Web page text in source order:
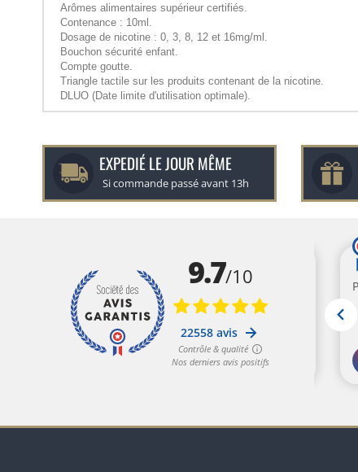
Arômes alimentaires supérieur certifiés.
Contenance : 10ml.
Dosage de nicotine : 0, 3, 8, 12 et 16mg/ml.
Bouchon sécurité enfant.
Compte goutte.
Triangle tactile sur les produits contenant de la nicotine.
DLUO (Date limite d'utilisation optimale).
EXPEDIÉ LE JOUR MÊME
Si commande passé avant 13h